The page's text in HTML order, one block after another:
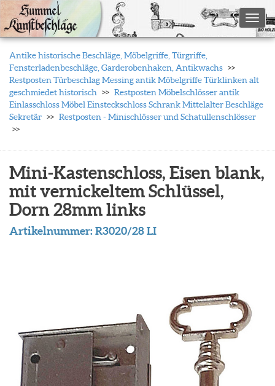
Antike historische Beschläge, Möbelgriffe, Türgriffe,
Fensterladenbeschläge, Garderobenhaken, Antikwachs
Restposten Türbeschlag Messing antik Möbelgriffe Türklinken alt
geschmiedet historisch
Restposten Möbelschlösser antik
Einlasschloss Möbel Einsteckschloss Schrank Mittelalter Beschläge
Sekretär
Restposten - Minischlösser und Schatullenschlösser
Mini-Kastenschloss, Eisen blank,
mit vernickeltem Schlüssel,
Dorn 28mm links
Artikelnummer:R3020/28 LI